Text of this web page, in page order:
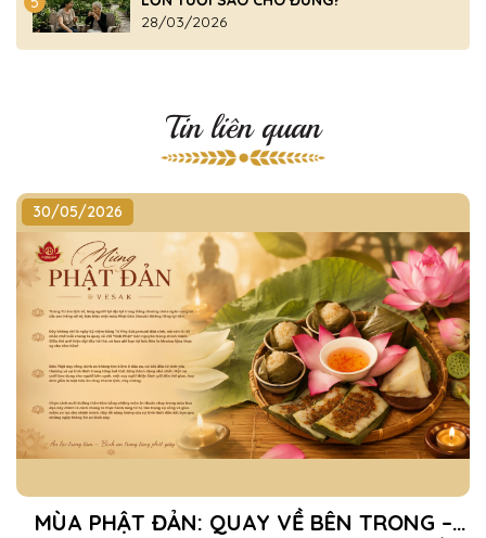
28/03/2026
Tin liên quan
30/05/2026
MÙA PHẬT ĐẢN: QUAY VỀ BÊN TRONG –